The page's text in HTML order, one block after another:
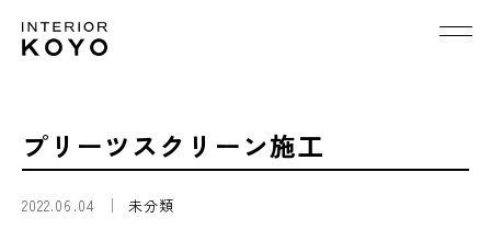
プリーツスクリーン施工
2022.06.04 未分類